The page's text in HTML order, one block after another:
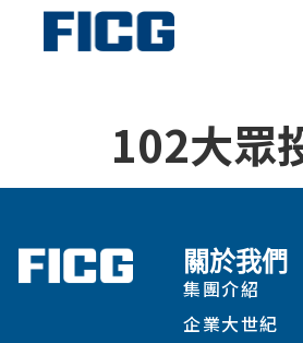
102大眾
關於我們
集團介紹
企業大世紀